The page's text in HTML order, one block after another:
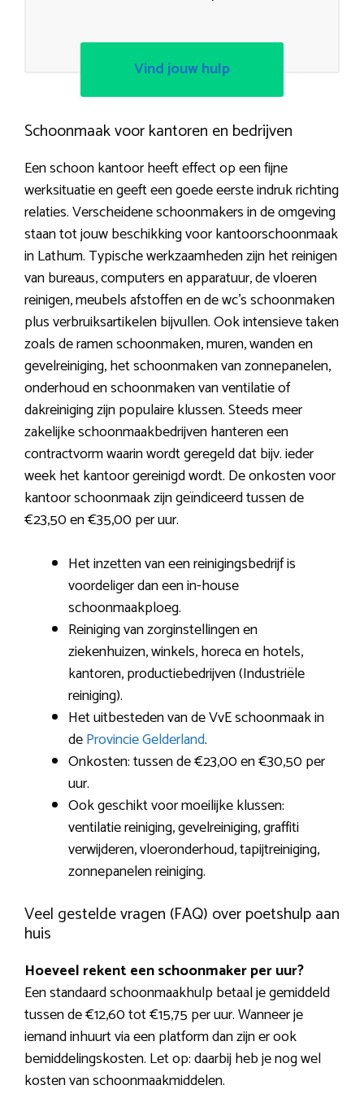
Vind jouw hulp
Schoonmaak voor kantoren en bedrijven
Een schoon kantoor heeft effect op een fijne
werksituatie en geeft een goede eerste indruk richting
relaties. Verscheidene schoonmakers in de omgeving
staan tot jouw beschikking voor kantoorschoonmaak
in Lathum. Typische werkzaamheden zijn het reinigen
van bureaus, computers en apparatuur, de vloeren
reinigen, meubels afstoffen en de wc’s schoonmaken
plus verbruiksartikelen bijvullen. Ook intensieve taken
zoals de ramen schoonmaken, muren, wanden en
gevelreiniging, het schoonmaken van zonnepanelen,
onderhoud en schoonmaken van ventilatie of
dakreiniging zijn populaire klussen. Steeds meer
zakelijke schoonmaakbedrijven hanteren een
contractvorm waarin wordt geregeld dat bijv. ieder
week het kantoor gereinigd wordt. De onkosten voor
kantoor schoonmaak zijn geïndiceerd tussen de
€23,50 en €35,00 per uur.
Het inzetten van een reinigingsbedrijf is
voordeliger dan een in-house
schoonmaakploeg.
Reiniging van zorginstellingen en
ziekenhuizen, winkels, horeca en hotels,
kantoren, productiebedrijven (Industriële
reiniging).
Het uitbesteden van de VvE schoonmaak in
deProvincie Gelderland.
Onkosten: tussen de €23,00 en €30,50 per
uur.
Ook geschikt voor moeilijke klussen:
ventilatie reiniging, gevelreiniging, graffiti
verwijderen, vloeronderhoud, tapijtreiniging,
zonnepanelen reiniging.
Veel gestelde vragen (FAQ) over poetshulp aan
huis
Hoeveel rekent een schoonmaker per uur?
Een standaard schoonmaakhulp betaal je gemiddeld
tussen de €12,60 tot €15,75 per uur. Wanneer je
iemand inhuurt via een platform dan zijn er ook
bemiddelingskosten. Let op: daarbij heb je nog wel
kosten van schoonmaakmiddelen.